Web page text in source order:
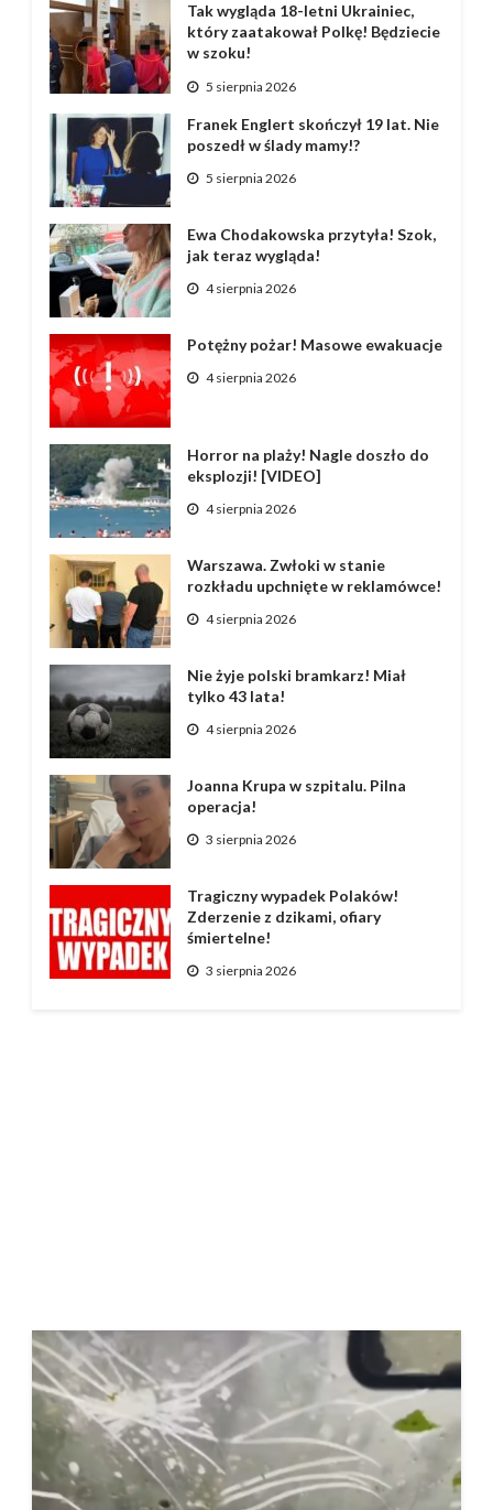
Tak wygląda 18-letni Ukrainiec,
który zaatakował Polkę! Będziecie
w szoku!
5 sierpnia 2026
Franek Englert skończył 19 lat. Nie
poszedł w ślady mamy!?
5 sierpnia 2026
Ewa Chodakowska przytyła! Szok,
jak teraz wygląda!
4 sierpnia 2026
Potężny pożar! Masowe ewakuacje
4 sierpnia 2026
Horror na plaży! Nagle doszło do
eksplozji! [VIDEO]
4 sierpnia 2026
Warszawa. Zwłoki w stanie
rozkładu upchnięte w reklamówce!
4 sierpnia 2026
Nie żyje polski bramkarz! Miał
tylko 43 lata!
4 sierpnia 2026
Joanna Krupa w szpitalu. Pilna
operacja!
3 sierpnia 2026
Tragiczny wypadek Polaków!
Zderzenie z dzikami, ofiary
śmiertelne!
3 sierpnia 2026